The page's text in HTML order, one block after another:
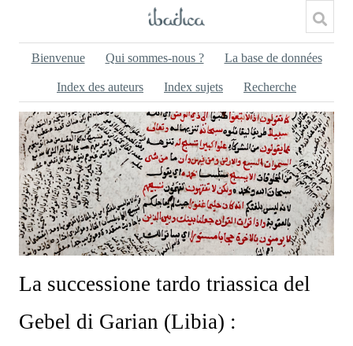
Bienvenue Qui sommes-nous ? La base de données
Index des auteurs Index sujets Recherche
La successione tardo triassica del
Gebel di Garian (Libia) :